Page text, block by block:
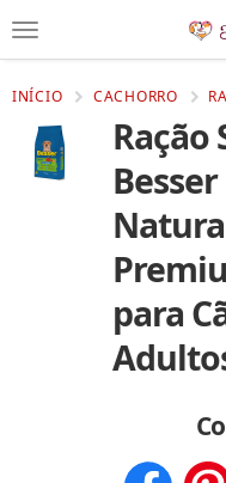
INÍCIO CACHORRO
Ração
Besser
para